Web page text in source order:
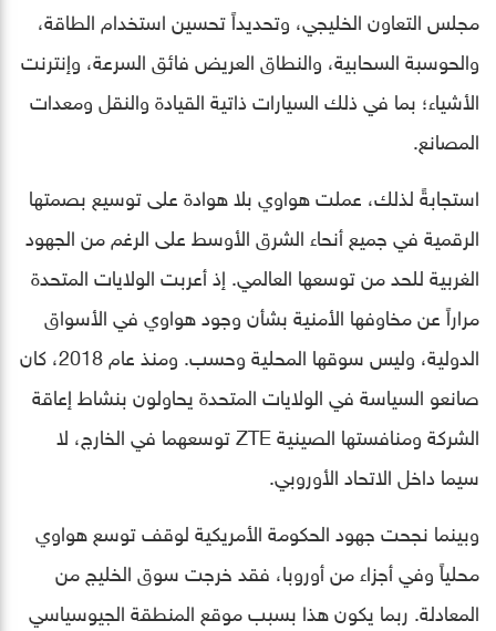
مجلس التعاون الخليجي، وتحديداً تحسين استخدام الطاقة،
والحوسبة السحابية، والنطاق العريض فائق السرعة، وإنترنت
الأشياء؛ بما في ذلك السيارات ذاتية القيادة والنقل ومعدات
المصانع.
استجابةً لذلك، عملت هواوي بلا هوادة على توسيع بصمتها
الرقمية في جميع أنحاء الشرق الأوسط على الرغم من الجهود
الغربية للحد من توسعها العالمي. إذ أعربت الولايات المتحدة
مراراً عن مخاوفها الأمنية بشأن وجود هواوي في الأسواق
الدولية، وليس سوقها المحلية وحسب. ومنذ عام 2018، كان
صانعو السياسة في الولايات المتحدة يحاولون بنشاط إعاقة
الشركة ومنافستها الصينية ZTE توسعهما في الخارج، لا
سيما داخل الاتحاد الأوروبي.
وبينما نجحت جهود الحكومة الأمريكية لوقف توسع هواوي
محلياً وفي أجزاء من أوروبا، فقد خرجت سوق الخليج من
المعادلة. ربما يكون هذا بسبب موقع المنطقة الجيوسياسي